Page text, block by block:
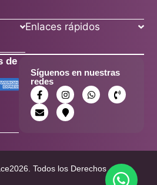
Enlaces rápidos
de
Síguenos en nuestras
redes
Todos los Derechos